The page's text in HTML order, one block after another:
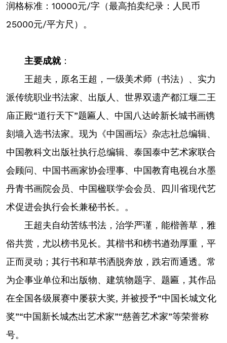
润格标准：10000元/字（最高拍卖纪录：人民币
25000元/平方尺）。
主要成就：
王超夫，原名王超，一级美术师（书法）、实力
派传统职业书法家、出版人、世界双遗产都江堰二王
庙正殿“道行天下”题匾人、中国八达岭新长城书画镌
刻墙入选书法家。现为《中国画坛》杂志社总编辑、
中国教科文出版社执行总编辑、泰国泰中艺术家联合
会顾问、中国书画家协会理事、中国教育电视台水墨
丹青书画院会员、中国楹联学会会员、四川省现代艺
术促进会执行会长兼秘书长。。
王超夫自幼苦练书法，治学严谨，能楷善草，雅
俗共赏，尤以榜书见长。其楷书和榜书遒劲厚重，平
正而灵动；其行书和草书洒脱奔放，跌宕而通透。常
为企事业单位和出版物、建筑物题字、题匾，其作品
在全国各级展赛中屡获大奖, 并被授予“中国长城文化
奖”“中国新长城杰出艺术家”“慈善艺术家”等荣誉称
号。